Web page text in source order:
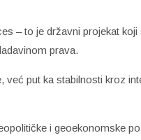
– to je državni projekat
prava.
već put ka stabilnosti kroz
i geoekonomske